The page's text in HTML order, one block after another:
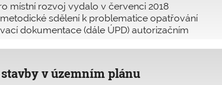
místní rozvoj vydalo v červenci 2018
sdělení k problematice opatřování
dokumentace (dále ÚPD) autorizačním
v územním plánu